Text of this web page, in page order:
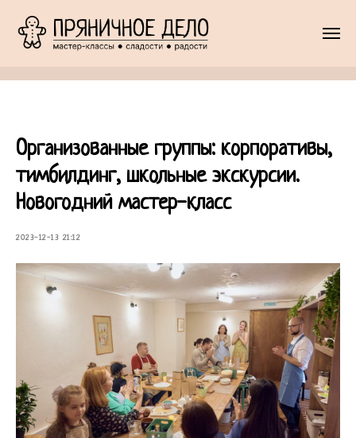
Организованные группы: корпоративы,
тимбилдинг, школьные экскурсии.
Новогодний мастер-класс
2023-12-13 21:12